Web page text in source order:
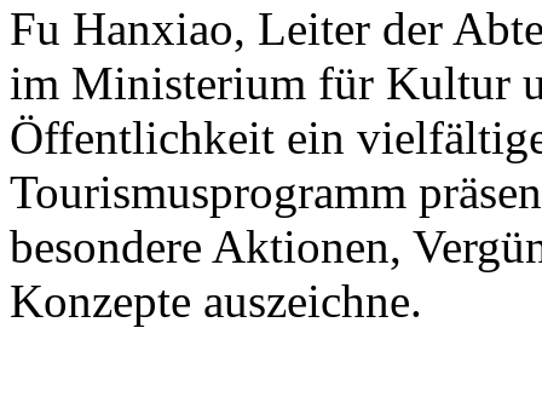
Fu Hanxiao, Leiter der
im Ministerium für Kultur
Öffentlichkeit ein
Tourismusprogramm
besondere Aktionen,
Konzepte auszeichne.